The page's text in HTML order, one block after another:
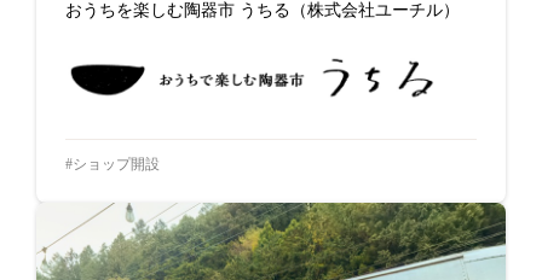
おうちを楽しむ陶器市 うちる（株式会社ユーチル）
ショップ開設